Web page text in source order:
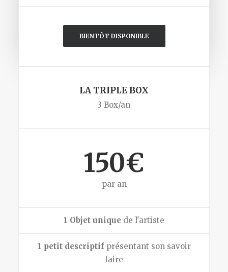
BIENTÔT DISPONIBLE
LA TRIPLE BOX
3 Box/an
150€
par an
1 Objet unique de l'artiste
1 petit descriptifprésentant son savoir
faire